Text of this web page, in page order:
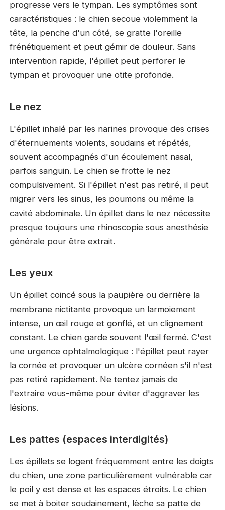
progresse vers le tympan. Les symptômes sont
caractéristiques : le chien secoue violemment la
tête, la penche d'un côté, se gratte l'oreille
frénétiquement et peut gémir de douleur. Sans
intervention rapide, l'épillet peut perforer le
tympan et provoquer une otite profonde.
Le nez
L'épillet inhalé par les narines provoque des crises
d'éternuements violents, soudains et répétés,
souvent accompagnés d'un écoulement nasal,
parfois sanguin. Le chien se frotte le nez
compulsivement. Si l'épillet n'est pas retiré, il peut
migrer vers les sinus, les poumons ou même la
cavité abdominale. Un épillet dans le nez nécessite
presque toujours une rhinoscopie sous anesthésie
générale pour être extrait.
Les yeux
Un épillet coincé sous la paupière ou derrière la
membrane nictitante provoque un larmoiement
intense, un œil rouge et gonflé, et un clignement
constant. Le chien garde souvent l'œil fermé. C'est
une urgence ophtalmologique : l'épillet peut rayer
la cornée et provoquer un ulcère cornéen s'il n'est
pas retiré rapidement. Ne tentez jamais de
l'extraire vous-même pour éviter d'aggraver les
lésions.
Les pattes (espaces interdigités)
Les épillets se logent fréquemment entre les doigts
du chien, une zone particulièrement vulnérable car
le poil y est dense et les espaces étroits. Le chien
se met à boiter soudainement, lèche sa patte de